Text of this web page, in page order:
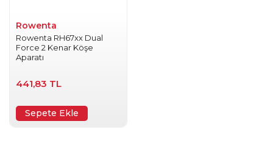
Rowenta
Rowenta RH67xx Dual
Force 2 Kenar Köşe
Aparatı
441,83 TL
Sepete Ekle